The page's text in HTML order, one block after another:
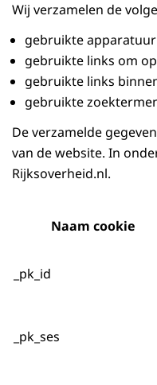
Wij verzamelen de
gebruikte
gebruikte links om
gebruikte links
gebruikte
De verzamelde
van de website. In
Rijksoverheid.nl.
Naam cookie
_pk_id
_pk_ses